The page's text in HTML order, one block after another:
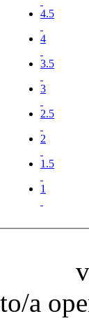
4.5
4
3.5
3
2.5
2
1.5
1
a